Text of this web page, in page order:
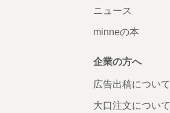
ニュース
minneの本
企業の方へ
広告出稿について
大口注文について